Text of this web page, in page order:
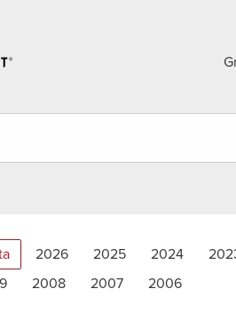
2026 2025 2024
2008 2007 2006